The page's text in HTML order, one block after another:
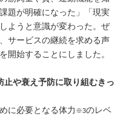
題が明確になった」「現実
ようと意識が変わった。ぜ
サービスの継続を求める声
開始することにしました。
や衰え予防に取り組むきっ
に必要となる体力 ※3のレベ